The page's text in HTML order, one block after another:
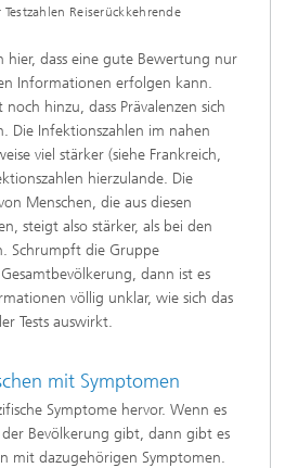
Reiserückkehrende
hier, dass eine gute Bewertung nur
Informationen erfolgen kann.
hinzu, dass Prävalenzen sich
Die Infektionszahlen im nahen
viel stärker (siehe Frankreich,
hierzulande. Die
Menschen, die aus diesen
steigt also stärker, als bei den
Schrumpft die Gruppe
dann ist es
völlig unklar, wie sich das
Tests auswirkt.
mit Symptomen
Symptome hervor. Wenn es
Bevölkerung gibt, dann gibt es
mit dazugehörigen Symptomen.